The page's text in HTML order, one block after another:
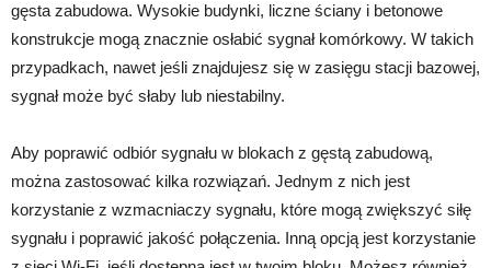
gęsta zabudowa. Wysokie budynki, liczne ściany i betonowe
konstrukcje mogą znacznie osłabić sygnał komórkowy. W takich
przypadkach, nawet jeśli znajdujesz się w zasięgu stacji bazowej,
sygnał może być słaby lub niestabilny.
Aby poprawić odbiór sygnału w blokach z gęstą zabudową,
można zastosować kilka rozwiązań. Jednym z nich jest
korzystanie z wzmacniaczy sygnału, które mogą zwiększyć siłę
sygnału i poprawić jakość połączenia. Inną opcją jest korzystanie